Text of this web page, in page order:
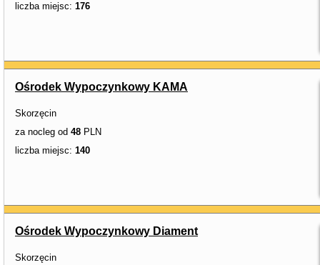
liczba miejsc: 176
Ośrodek Wypoczynkowy KAMA
Skorzęcin
za nocleg od 48 PLN
liczba miejsc: 140
Ośrodek Wypoczynkowy Diament
Skorzęcin